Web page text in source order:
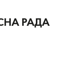
РАДА